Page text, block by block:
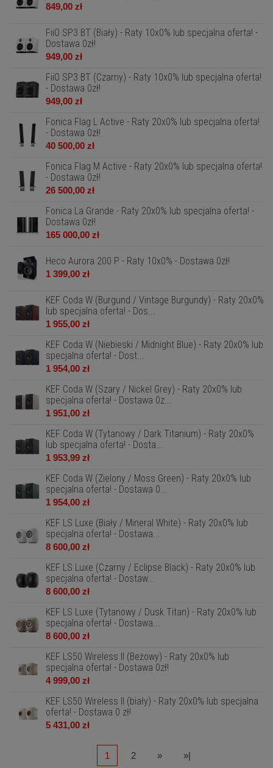
849,00 zł
FiiO SP3 BT (Biały) - Raty 10x0% lub specjalna oferta! -
Dostawa 0zł!
949,00 zł
FiiO SP3 BT (Czarny) - Raty 10x0% lub specjalna oferta!
- Dostawa 0zł!
949,00 zł
Fonica Flag L Active - Raty 20x0% lub specjalna oferta!
- Dostawa 0zł!
40 500,00 zł
Fonica Flag M Active - Raty 20x0% lub specjalna oferta!
- Dostawa 0zł!
26 500,00 zł
Fonica La Grande - Raty 20x0% lub specjalna oferta! -
Dostawa 0zł!
165 000,00 zł
Heco Aurora 200 P - Raty 10x0% - Dostawa 0zł!
1 399,00 zł
KEF Coda W (Burgund / Vintage Burgundy) - Raty 20x0%
lub specjalna oferta! - Dos...
1 955,00 zł
KEF Coda W (Niebieski / Midnight Blue) - Raty 20x0% lub
specjalna oferta! - Dost...
1 954,00 zł
KEF Coda W (Szary / Nickel Grey) - Raty 20x0% lub
specjalna oferta! - Dostawa 0z...
1 951,00 zł
KEF Coda W (Tytanowy / Dark Titanium) - Raty 20x0%
lub specjalna oferta! - Dosta...
1 953,99 zł
KEF Coda W (Zielony / Moss Green) - Raty 20x0% lub
specjalna oferta! - Dostawa 0...
1 954,00 zł
KEF LS Luxe (Biały / Mineral White) - Raty 20x0% lub
specjalna oferta! - Dostawa...
8 600,00 zł
KEF LS Luxe (Czarny / Eclipse Black) - Raty 20x0% lub
specjalna oferta! - Dostaw...
8 600,00 zł
KEF LS Luxe (Tytanowy / Dusk Titan) - Raty 20x0% lub
specjalna oferta! - Dostawa...
8 600,00 zł
KEF LS50 Wireless II (Beżowy) - Raty 20x0% lub
specjalna oferta! - Dostawa 0zł!
4 999,00 zł
KEF LS50 Wireless II (biały) - Raty 20x0% lub specjalna
oferta! - Dostawa 0 zł!
5 431,00 zł
1 2 » »|